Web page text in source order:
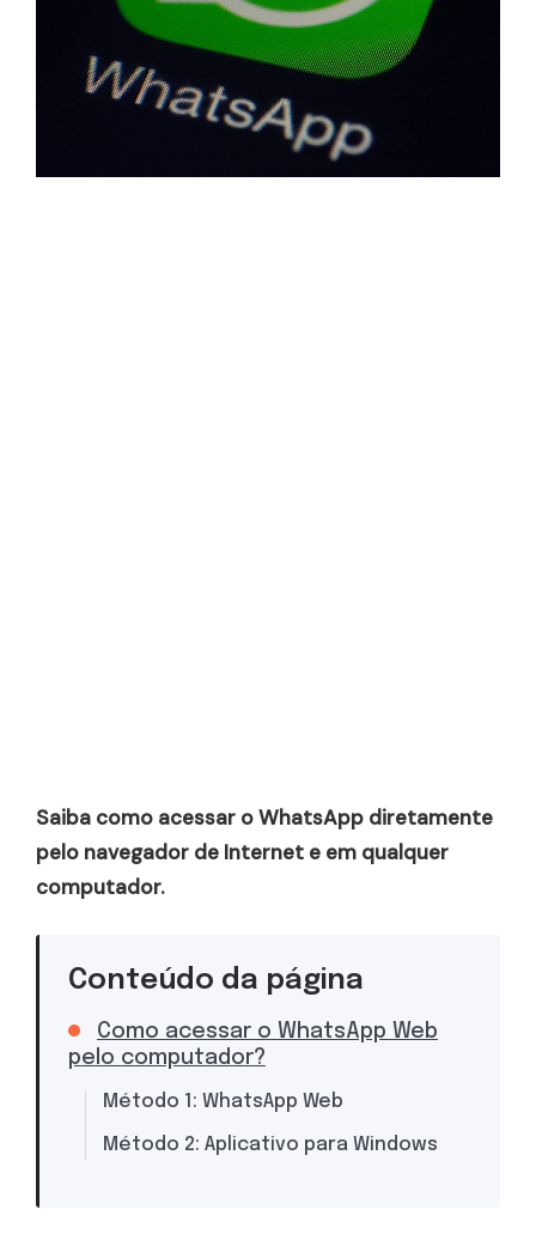
Saiba como acessar o WhatsApp diretamente
pelo navegador de Internet e em qualquer
computador.
Conteúdo da página
Como acessar o WhatsApp Web
pelo computador?
Método 1: WhatsApp Web
Método 2: Aplicativo para Windows